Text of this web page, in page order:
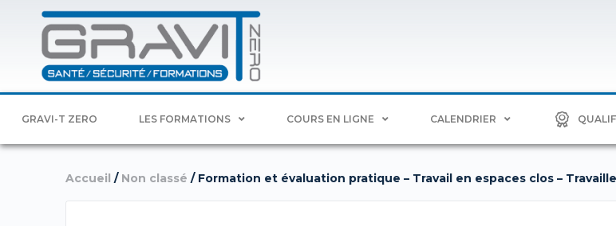
GRAVI-T ZERO LES FORMATIONS COURS EN LIGNE CALENDRIER
Accueil / Non classé / Formation et évaluation pratique – Travail en espaces clos –